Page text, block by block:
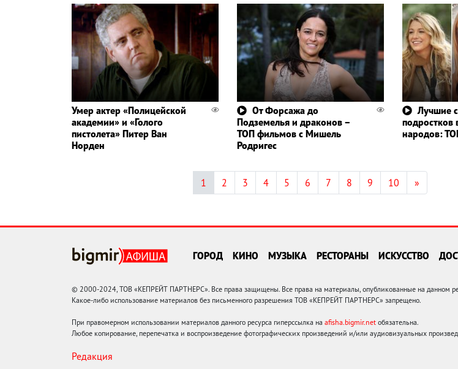
Умер актер «Полицейской
академии» и «Голого
пистолета» Питер Ван
Норден
От Форсажа до
Подземелья и драконов –
ТОП фильмов с Мишель
Родригес
Лучшие
подростков
народов:
1 2 3 4 5 6 7 8 9 10 »
ГОРОД КИНО МУЗЫКА РЕСТОРАНЫ ИСКУССТВО
© 2000-2024, ТОВ «КЕПРЕЙТ ПАРТНЕРС». Все права защищены. Все права на материалы, опубликованные на данном
Какое-либо использование материалов без письменного разрешения ТОВ «КЕПРЕЙТ ПАРТНЕРС» запрещено.
При правомерном использовании материалов данного ресурса гиперссылка на afisha.bigmir.net обязательна.
Любое копирование, перепечатка и воспроизведение фотографических произведений и/или аудиовизуальных
Редакция